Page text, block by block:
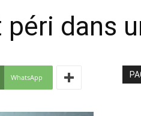
dans
WhatsApp